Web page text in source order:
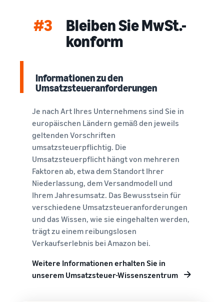
#3
Bleiben Sie MwSt.-
konform
Informationen zu den
Umsatzsteueranforderungen
Je nach Art Ihres Unternehmens sind Sie in
europäischen Ländern gemäß den jeweils
geltenden Vorschriften
umsatzsteuerpflichtig. Die
Umsatzsteuerpflicht hängt von mehreren
Faktoren ab, etwa dem Standort Ihrer
Niederlassung, dem Versandmodell und
Ihrem Jahresumsatz. Das Bewusstsein für
verschiedene Umsatzsteueranforderungen
und das Wissen, wie sie eingehalten werden,
trägt zu einem reibungslosen
Verkaufserlebnis bei Amazon bei.
Weitere Informationen erhalten Sie in
unserem Umsatzsteuer-Wissenszentrum